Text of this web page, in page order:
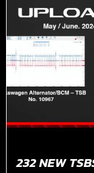
232 NEW